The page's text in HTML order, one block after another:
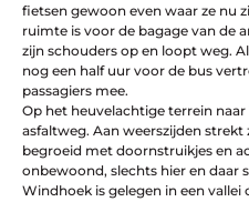
fietsen gewoon even waar ze nu
ruimte is voor de bagage van de
zijn schouders op en loopt weg.
nog een half uur voor de bus
passagiers mee.
Op het heuvelachtige terrein
asfaltweg. Aan weerszijden
begroeid met doornstruikjes en
onbewoond, slechts hier en daar
Windhoek is gelegen in een vallei